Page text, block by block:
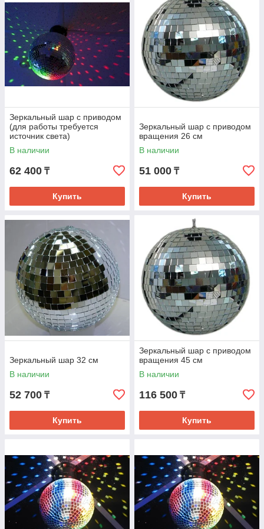
Зеркальный шар с приводом
(для работы требуется
источник света)
В наличии
62 400 ₸
Купить
Зеркальный шар с приводом
вращения 26 см
В наличии
51 000 ₸
Купить
Зеркальный шар 32 см
В наличии
52 700 ₸
Купить
Зеркальный шар с приводом
вращения 45 см
В наличии
116 500 ₸
Купить